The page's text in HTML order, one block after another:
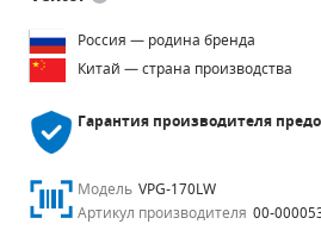
Россия — родина бренда
Китай — страна производства
Гарантия производителя
Модель VPG-170LW
Артикул производителя 00-